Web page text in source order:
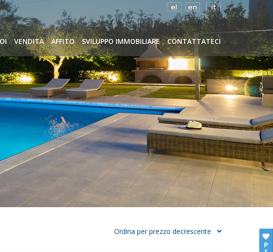
VENDITA AFFITO SVILUPPO IMMOBILIARE CONTATTATECI